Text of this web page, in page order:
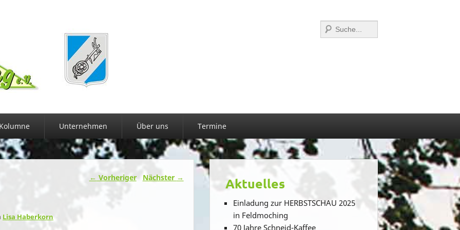
Suchen
Kolumne Unternehmen Über uns Termine
← Vorheriger Nächster →
Lisa Haberkorn
Aktuelles
Einladung zur HERBSTSCHAU 2025
in Feldmoching
70 Jahre Schneid-Kaffee